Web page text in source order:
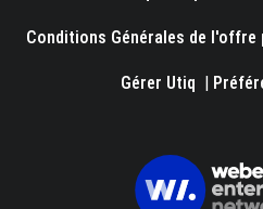
Conditions Générales de l'offre
Gérer Utiq